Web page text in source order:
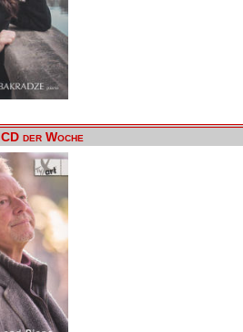
CD der Woche